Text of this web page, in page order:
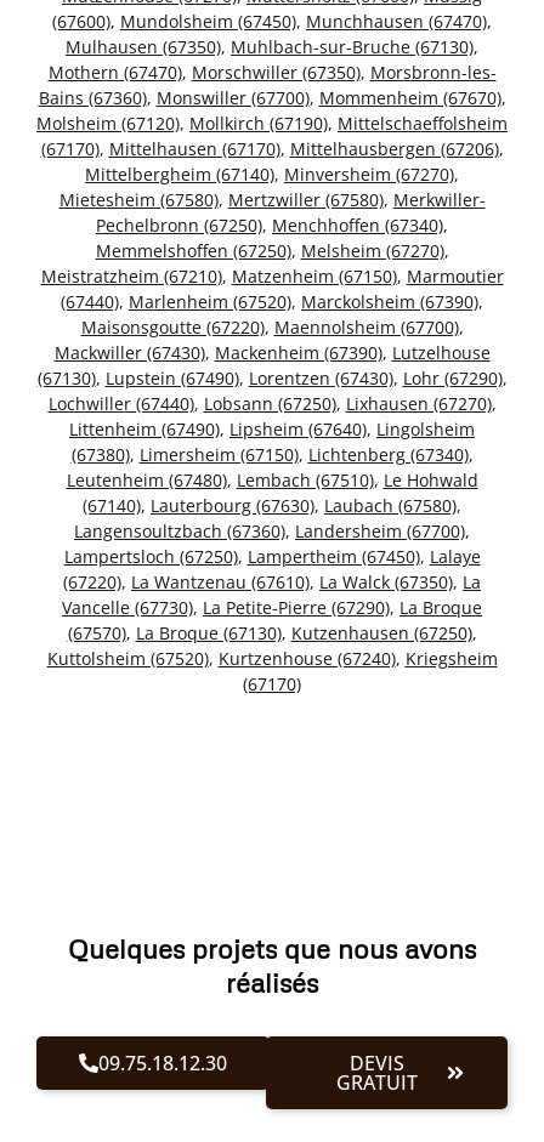
(67600), Mundolsheim (67450), Munchhausen (67470),
Mulhausen (67350), Muhlbach-sur-Bruche (67130),
Mothern (67470), Morschwiller (67350), Morsbronn-les-
Bains (67360), Monswiller (67700), Mommenheim (67670),
Molsheim (67120), Mollkirch (67190), Mittelschaeffolsheim
(67170), Mittelhausen (67170), Mittelhausbergen (67206),
Mittelbergheim (67140), Minversheim (67270),
Mietesheim (67580), Mertzwiller (67580), Merkwiller-
Pechelbronn (67250), Menchhoffen (67340),
Memmelshoffen (67250), Melsheim (67270),
Meistratzheim (67210), Matzenheim (67150), Marmoutier
(67440), Marlenheim (67520), Marckolsheim (67390),
Maisonsgoutte (67220), Maennolsheim (67700),
Mackwiller (67430), Mackenheim (67390), Lutzelhouse
(67130), Lupstein (67490), Lorentzen (67430), Lohr (67290),
Lochwiller (67440), Lobsann (67250), Lixhausen (67270),
Littenheim (67490), Lipsheim (67640), Lingolsheim
(67380), Limersheim (67150), Lichtenberg (67340),
Leutenheim (67480), Lembach (67510), Le Hohwald
(67140), Lauterbourg (67630), Laubach (67580),
Langensoultzbach (67360), Landersheim (67700),
Lampertsloch (67250), Lampertheim (67450), Lalaye
(67220), La Wantzenau (67610), La Walck (67350), La
Vancelle (67730), La Petite-Pierre (67290), La Broque
(67570), La Broque (67130), Kutzenhausen (67250),
Kuttolsheim (67520), Kurtzenhouse (67240), Kriegsheim
(67170)
Quelques projets que nous avons
réalisés
09.75.18.12.30 DEVIS
GRATUIT